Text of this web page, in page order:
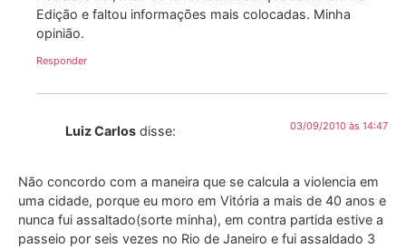
Edição e faltou informações mais colocadas. Minha
opinião.
Responder
Luiz Carlos disse: 03/09/2010 às 14:47
Não concordo com a maneira que se calcula a violencia em
uma cidade, porque eu moro em Vitória a mais de 40 anos e
nunca fui assaltado(sorte minha), em contra partida estive a
passeio por seis vezes no Rio de Janeiro e fui assaldado 3